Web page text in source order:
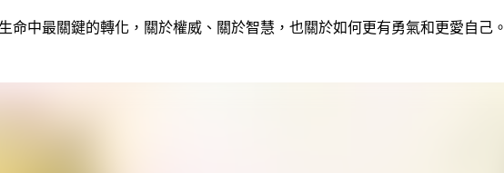
命中最關鍵的轉化，關於權威、關於智慧，也關於如何更有勇氣和更愛自己。